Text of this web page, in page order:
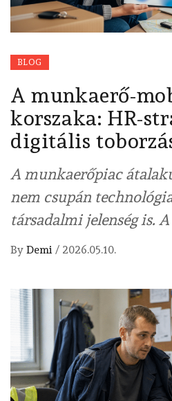
BLOG
A munkaerő-
korszaka: HR-
digitális
A munkaerőpiac
nem csupán
társadalmi jelenség is.
By Demi / 2026.05.10.